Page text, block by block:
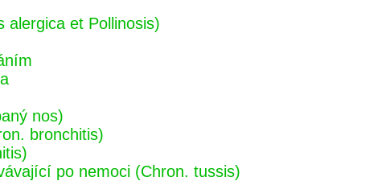
alergica et Pollinosis)
nos)
bronchitis)
po nemoci (Chron. tussis)